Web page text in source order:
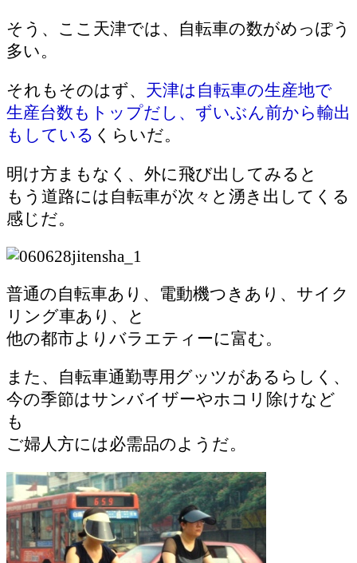
そう、ここ天津では、自転車の数がめっぽう
多い。
それもそのはず、 天津は自転車の生産地で
生産台数もトップだし、ずいぶん前から輸出
もしている くらいだ。
明け方まもなく、外に飛び出してみると
もう道路には自転車が次々と湧き出してくる
感じだ。
普通の自転車あり、電動機つきあり、サイク
リング車あり、と
他の都市よりバラエティーに富む。
また、自転車通勤専用グッツがあるらしく、
今の季節はサンバイザーやホコリ除けなど
も
ご婦人方には必需品のようだ。